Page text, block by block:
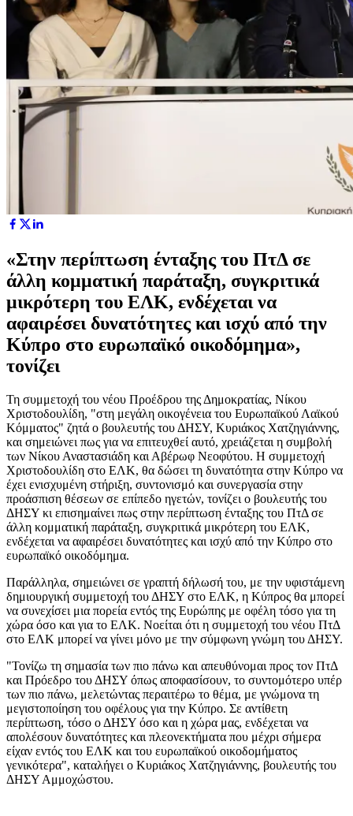
«Στην περίπτωση ένταξης του ΠτΔ σε
άλλη κομματική παράταξη, συγκριτικά
μικρότερη του ΕΛΚ, ενδέχεται να
αφαιρέσει δυνατότητες και ισχύ από την
Κύπρο στο ευρωπαϊκό οικοδόμημα»,
τονίζει
Τη συμμετοχή του νέου Προέδρου της Δημοκρατίας, Νίκου
Χριστοδουλίδη, "στη μεγάλη οικογένεια του Ευρωπαϊκού Λαϊκού
Κόμματος" ζητά ο βουλευτής του ΔΗΣΥ, Κυριάκος Χατζηγιάννης,
και σημειώνει πως για να επιτευχθεί αυτό, χρειάζεται η συμβολή
των Νίκου Αναστασιάδη και Αβέρωφ Νεοφύτου. Η συμμετοχή
Χριστοδουλίδη στο ΕΛΚ, θα δώσει τη δυνατότητα στην Κύπρο να
έχει ενισχυμένη στήριξη, συντονισμό και συνεργασία στην
προάσπιση θέσεων σε επίπεδο ηγετών, τονίζει ο βουλευτής του
ΔΗΣΥ κι επισημαίνει πως στην περίπτωση ένταξης του ΠτΔ σε
άλλη κομματική παράταξη, συγκριτικά μικρότερη του ΕΛΚ,
ενδέχεται να αφαιρέσει δυνατότητες και ισχύ από την Κύπρο στο
ευρωπαϊκό οικοδόμημα.
Παράλληλα, σημειώνει σε γραπτή δήλωσή του, με την υφιστάμενη
δημιουργική συμμετοχή του ΔΗΣΥ στο ΕΛΚ, η Κύπρος θα μπορεί
να συνεχίσει μια πορεία εντός της Ευρώπης με οφέλη τόσο για τη
χώρα όσο και για το ΕΛΚ. Νοείται ότι η συμμετοχή του νέου ΠτΔ
στο ΕΛΚ μπορεί να γίνει μόνο με την σύμφωνη γνώμη του ΔΗΣΥ.
"Τονίζω τη σημασία των πιο πάνω και απευθύνομαι προς τον ΠτΔ
και Πρόεδρο του ΔΗΣΥ όπως αποφασίσουν, το συντομότερο υπέρ
των πιο πάνω, μελετώντας περαιτέρω το θέμα, με γνώμονα τη
μεγιστοποίηση του οφέλους για την Κύπρο. Σε αντίθετη
περίπτωση, τόσο ο ΔΗΣΥ όσο και η χώρα μας, ενδέχεται να
απολέσουν δυνατότητες και πλεονεκτήματα που μέχρι σήμερα
είχαν εντός του ΕΛΚ και του ευρωπαϊκού οικοδομήματος
γενικότερα", καταλήγει ο Κυριάκος Χατζηγιάννης, βουλευτής του
ΔΗΣΥ Αμμοχώστου.